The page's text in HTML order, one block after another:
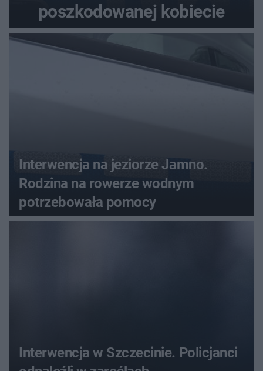
poszkodowanej kobiecie
Interwencja na jeziorze Jamno.
Rodzina na rowerze wodnym
potrzebowała pomocy
Interwencja w Szczecinie. Policjanci